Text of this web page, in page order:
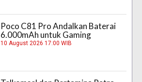
Poco C81 Pro Andalkan Baterai
6.000mAh untuk Gaming
10 August 2026 17:00 WIB